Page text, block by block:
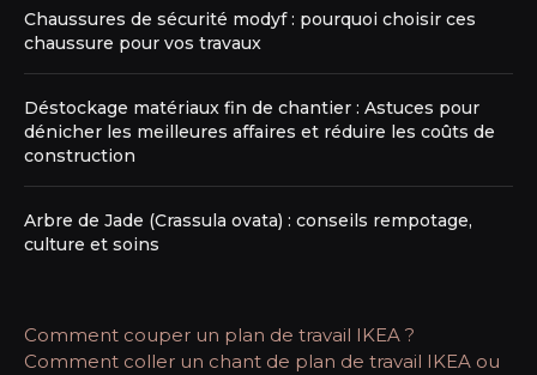
Chaussures de sécurité modyf : pourquoi choisir ces
chaussure pour vos travaux
Déstockage matériaux fin de chantier : Astuces pour
dénicher les meilleures affaires et réduire les coûts de
construction
Arbre de Jade (Crassula ovata) : conseils rempotage,
culture et soins
Comment couper un plan de travail IKEA ?
Comment coller un chant de plan de travail IKEA ou